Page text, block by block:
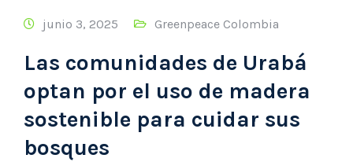
junio 3, 2025 Greenpeace Colombia
Las comunidades de Urabá
optan por el uso de madera
sostenible para cuidar sus
bosques